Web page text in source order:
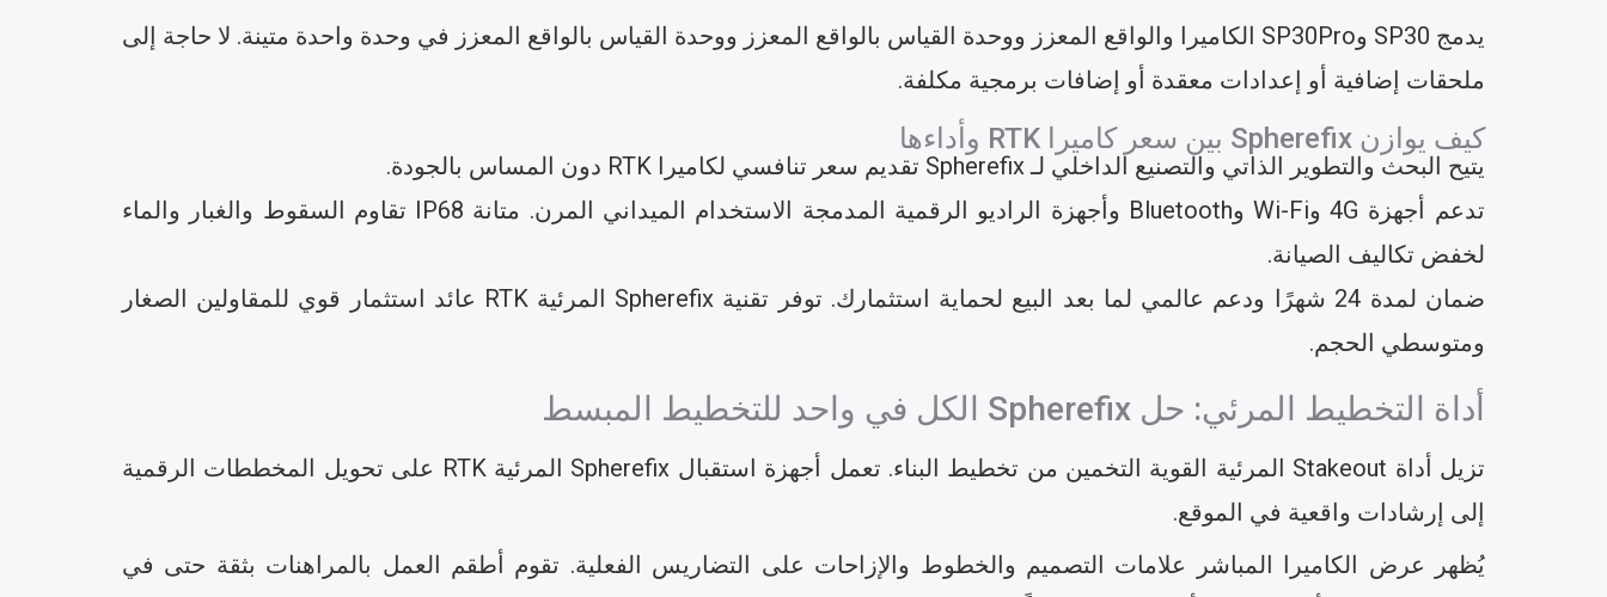
يدمج SP30 وSP30Pro الكاميرا والواقع المعزز ووحدة القياس بالواقع المعزز ووحدة القياس بالواقع المعزز في وحدة واحدة متينة. لا حاجة إلى
ملحقات إضافية أو إعدادات معقدة أو إضافات برمجية مكلفة.
كيف يوازن Spherefix بين سعر كاميرا RTK وأداءها
يتيح البحث والتطوير الذاتي والتصنيع الداخلي لـ Spherefix تقديم سعر تنافسي لكاميرا RTK دون المساس بالجودة.
تدعم أجهزة 4G وWi-Fi وBluetooth وأجهزة الراديو الرقمية المدمجة الاستخدام الميداني المرن. متانة IP68 تقاوم السقوط والغبار والماء
لخفض تكاليف الصيانة.
ضمان لمدة 24 شهرًا ودعم عالمي لما بعد البيع لحماية استثمارك. توفر تقنية Spherefix المرئية RTK عائد استثمار قوي للمقاولين الصغار
ومتوسطي الحجم.
أداة التخطيط المرئي: حل Spherefix الكل في واحد للتخطيط المبسط
تزيل أداة Stakeout المرئية القوية التخمين من تخطيط البناء. تعمل أجهزة استقبال Spherefix المرئية RTK على تحويل المخططات الرقمية
إلى إرشادات واقعية في الموقع.
يُظهر عرض الكاميرا المباشر علامات التصميم والخطوط والإزاحات على التضاريس الفعلية. تقوم أطقم العمل بالمراهنات بثقة حتى في